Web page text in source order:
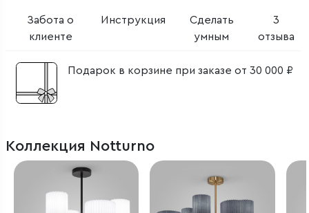
Забота о
клиенте
Инструкция
Сделать
умным
3
отзыва
Подарок в корзине при заказе от 30 000 ₽
Коллекция Notturno